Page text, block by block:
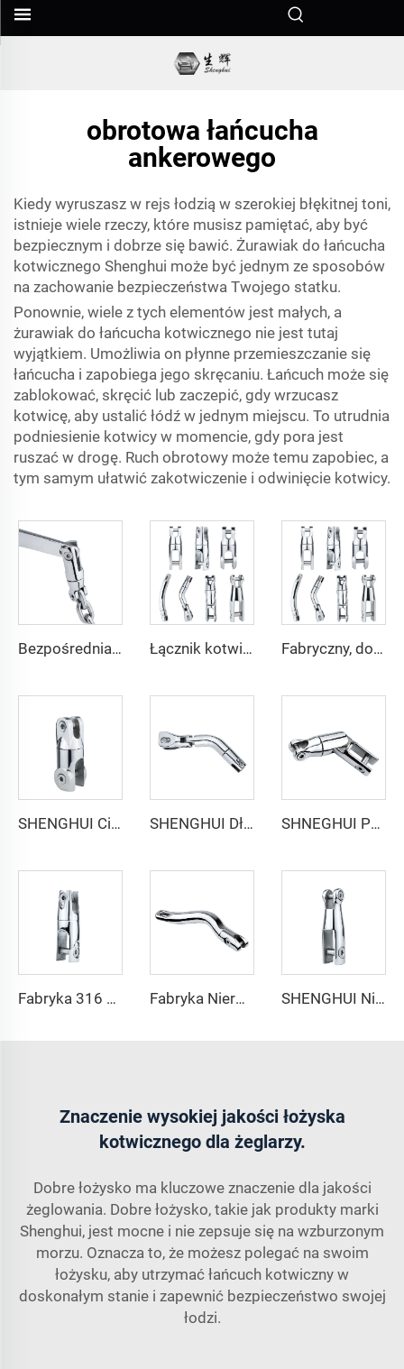
obrotowa łańcucha
ankerowego
Kiedy wyruszasz w rejs łodzią w szerokiej błękitnej toni,
istnieje wiele rzeczy, które musisz pamiętać, aby być
bezpiecznym i dobrze się bawić. Żurawiak do łańcucha
kotwicznego Shenghui może być jednym ze sposobów
na zachowanie bezpieczeństwa Twojego statku.
Ponownie, wiele z tych elementów jest małych, a
żurawiak do łańcucha kotwicznego nie jest tutaj
wyjątkiem. Umożliwia on płynne przemieszczanie się
łańcucha i zapobiega jego skręcaniu. Łańcuch może się
zablokować, skręcić lub zaczepić, gdy wrzucasz
kotwicę, aby ustalić łódź w jednym miejscu. To utrudnia
podniesienie kotwicy w momencie, gdy pora jest
ruszać w drogę. Ruch obrotowy może temu zapobiec, a
tym samym ułatwić zakotwiczenie i odwinięcie kotwicy.
Bezpośrednia sprzedaż fabryczna łańcucha łącznika kotwicowego z nierdzewnej stali 316 z podwójnym obrotem do sprzętu marynarskiego i akcesoriów dla łodzi Łącznik kotwiczny SHENGHUI z nierdzewnej stali 316 z podwójnym obrotem dla akcesoriów marynarskich na łodzie Fabryczny, dostosowywalny obrotowy łącznik łańcucha kotwicznego z nierdzewnej stali 316 do akcesoriów marynarskich
SHENGHUI Ciężki łącznik obrotowy kotwicy łodzi z nierdzewnej stali 316, obrotowy łącznik łańcucha kotwicznego o 360 stopniach, podwójny obrotowy łącznik kotwiczny SHENGHUI Długie trójne połączenie łańcucha kotwicznego z nierdzewnej stali 316, akcesorium łodziowe zapewniające siłę i trwałość kotwicy łodzi SHNEGHUI Połączenie Kotwiczowe Trójne z Nierdzewnej Stali 316 Marine Sprzęt Obrotowy/Połączenie Łańcucha Kotwicowego
Fabryka 316 Nierdzewna Stal Łódź Ancora Obrotowy Połączenie Długie Ancora Obrotowy z Biżuterią statek Ancora Łańcuch na sprzedaż Fabryka Nierdzewna Stal 316 Marine Hardware Długie Ancora Obrotowy Połączenia Łódź Akcesoria Ancora Łańcuch Obrotowy Połączenie SHENGHUI Nierdzewna Stal 316 Ancora Połączenia Profilu Aluminium Obrotowy Ancora Łańcuch z Marine Hardware Charakterystyka
Znaczenie wysokiej jakości łożyska
kotwicznego dla żeglarzy.
Dobre łożysko ma kluczowe znaczenie dla jakości
żeglowania. Dobre łożysko, takie jak produkty marki
Shenghui, jest mocne i nie zepsuje się na wzburzonym
morzu. Oznacza to, że możesz polegać na swoim
łożysku, aby utrzymać łańcuch kotwiczny w
doskonałym stanie i zapewnić bezpieczeństwo swojej
łodzi.